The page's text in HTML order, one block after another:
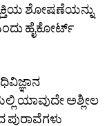
ಶೋಷಣೆಯನ್ನು
ಹೈಕೋರ್ಟ್
ಅಶ್ಲೀಲ